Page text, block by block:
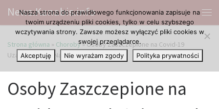
Przejdź do treści
News.Kanabis.info
Strona główna » Choroby» Osoby Zaszczepione na Covid-19
Uzależnione od Narkotyków
Osoby Zaszczepione na
Nasza strona do prawidłowego funkcjonowania zapisuje na
twoim urządzeniu pliki cookies, tylko w celu szybszego
wczytywania strony. Zawsze możesz wyłączyć pliki cookies w
swojej przeglądarce.
Akceptuję
Nie wyrażam zgody Polityka prywatności